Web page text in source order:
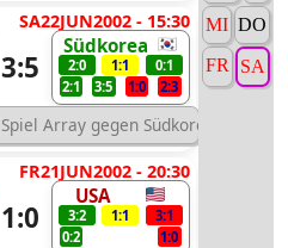
SA22JUN2002 - 15:30
3:5
Südkorea
2:0 1:1
0:1
2:1
3:5 1:0 2:3
FR21JUN2002 - 20:30
1:0
USA
3:2 1:1
3:1
0:2
1:0
MI DO
FR
SA